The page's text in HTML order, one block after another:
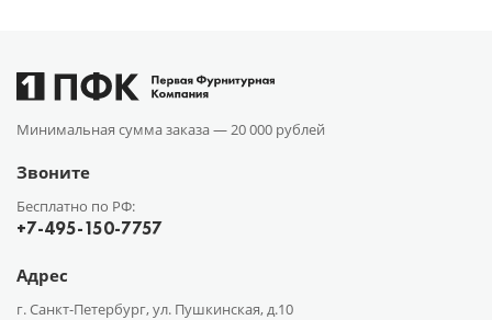
Минимальная сумма заказа —20 000 рублей
Звоните
Бесплатно по РФ:
+7-495-150-7757
Адрес
г. Санкт-Петербург, ул. Пушкинская, д.10